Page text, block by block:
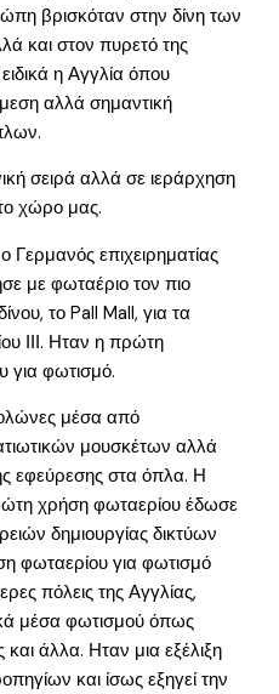
βρισκόταν στην δίνη των
και στον πυρετό της
η Αγγλία όπου
αλλά σημαντική
σειρά αλλά σε ιεράρχηση
χώρο μας.
Γερμανός επιχειρηματίας
με φωταέριο τον πιο
το Pall Mall, για τα
ΙΙΙ. Ηταν η πρώτη
για φωτισμό.
μέσα από
μουσκέτων αλλά
εφεύρεσης στα όπλα. Η
χρήση φωταερίου έδωσε
δημιουργίας δικτύων
φωταερίου για φωτισμό
πόλεις της Αγγλίας,
μέσα φωτισμού όπως
και άλλα. Ηταν μια εξέλιξη
και ίσως εξηγεί την